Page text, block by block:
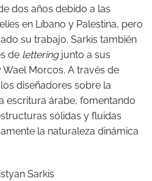
dos años debido a las
en Líbano y Palestina, pero
su trabajo. Sarkis también
de letteringjunto a sus
Morcos. A través de
diseñadores sobre la
escritura árabe, fomentando
sólidas y fluidas
la naturaleza dinámica
Sarkis